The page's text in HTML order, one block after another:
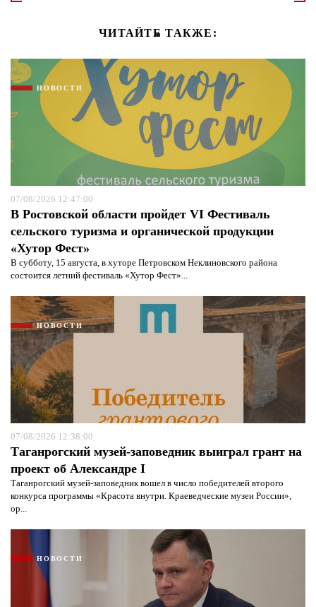
ЧИТАЙТЕ ТАКЖЕ:
НОВОСТИ
07/08/2026 12:47:00
В Ростовской области пройдет VI Фестиваль
сельского туризма и органической продукции
«Хутор Фест»
В субботу, 15 августа, в хуторе Петровском Неклиновского района
состоится летний фестиваль «Хутор Фест»...
НОВОСТИ
07/08/2026 12:38:00
Таганрогский музей-заповедник выиграл грант на
проект об Александре I
Таганрогский музей-заповедник вошел в число победителей второго
конкурса программы «Красота внутри. Краеведческие музеи России»,
ор...
НОВОСТИ